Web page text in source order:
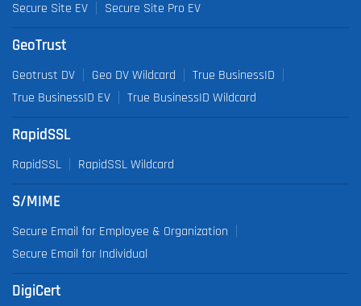
Secure Site EV Secure Site Pro EV
GeoTrust
Geotrust DV Geo DV Wildcard
True BusinessID
True BusinessID EV
True BusinessID Wildcard
RapidSSL
RapidSSL RapidSSL Wildcard
S/MIME
Secure Email for Employee & Organization
Secure Email for Individual
DigiCert